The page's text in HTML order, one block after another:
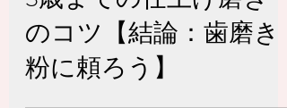
2021年2月24日
3歳までの仕上げ磨き
のコツ【結論：歯磨き